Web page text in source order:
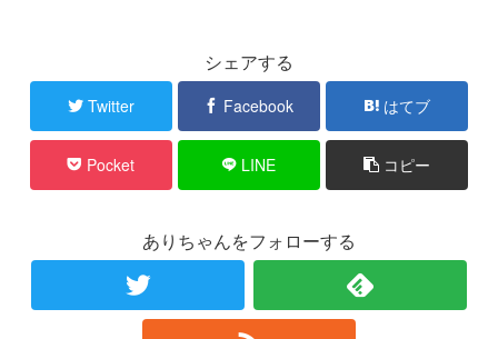
シェアする
Twitter Facebook はてブ
Pocket LINE コピー
ありちゃんをフォローする